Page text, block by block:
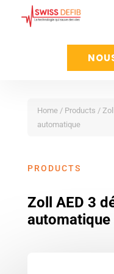
Home/ Products /
automatique
PRODUCTS
Zoll AED 3
automatique